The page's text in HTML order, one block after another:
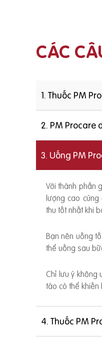
CÁC
1. Thuốc PM
2. PM Procare
3. Uống PM
Với thành phần
lượng cao cùng
thu tốt nhất khi
Bạn nên uống
thể uống sau
Chỉ lưu ý không
táo có thể khiến
4. Thuốc PM